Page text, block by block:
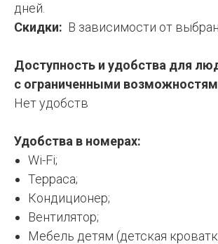
дней.
Скидки: В зависимости от
Доступность и удобства для
с ограниченными
Нет удобств
Удобства в номерах:
Wi-Fi;
Терраса;
Кондиционер;
Вентилятор;
Мебель детям (детская